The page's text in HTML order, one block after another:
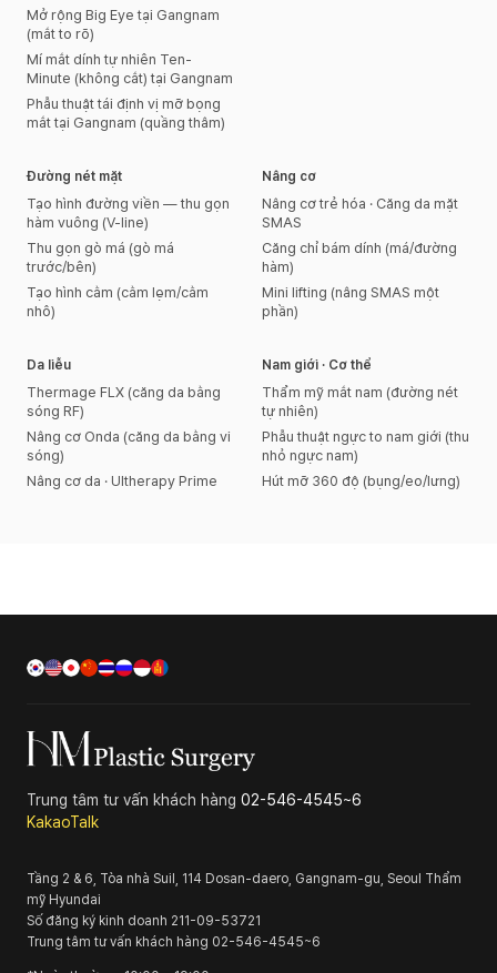
Mở rộng Big Eye tại Gangnam
(mắt to rõ)
Mí mắt dính tự nhiên Ten-
Minute (không cắt) tại Gangnam
Phẫu thuật tái định vị mỡ bọng
mắt tại Gangnam (quầng thâm)
Đường nét mặt
Tạo hình đường viền — thu gọn
hàm vuông (V-line)
Thu gọn gò má (gò má
trước/bên)
Tạo hình cằm (cằm lẹm/cằm
nhô)
Nâng cơ
Nâng cơ trẻ hóa · Căng da mặt
SMAS
Căng chỉ bám dính (má/đường
hàm)
Mini lifting (nâng SMAS một
phần)
Da liễu
Thermage FLX (căng da bằng
sóng RF)
Nâng cơ Onda (căng da bằng vi
sóng)
Nâng cơ da · Ultherapy Prime
Nam giới · Cơ thể
Thẩm mỹ mắt nam (đường nét
tự nhiên)
Phẫu thuật ngực to nam giới (thu
nhỏ ngực nam)
Hút mỡ 360 độ (bụng/eo/lưng)
Trung tâm tư vấn khách hàng 02-546-4545~6
KakaoTalk
Tầng 2 & 6, Tòa nhà Suil, 114 Dosan-daero, Gangnam-gu, Seoul Thẩm
mỹ Hyundai
Số đăng ký kinh doanh 211-09-53721
Trung tâm tư vấn khách hàng 02-546-4545~6